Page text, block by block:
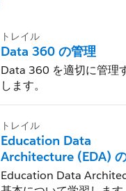
トレイル
Data 360 の管理
Data 360 を適切に管理
します。
トレイル
Education Data
Architecture (EDA)
理
Education Data